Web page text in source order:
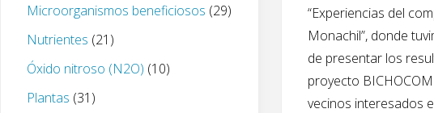
“Experiencias del
Monachil”, donde
de presentar los
proyecto
vecinos interesados
Microorganismos beneficiosos (29)
Nutrientes (21)
Óxido nitroso (N2O) (10)
Plantas (31)